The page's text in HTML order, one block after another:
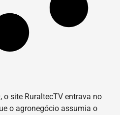
o site RuraltecTV entrava no
o agronegócio assumia o